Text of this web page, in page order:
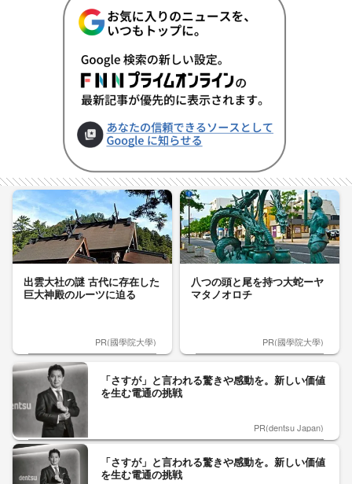
出雲大社の謎 古代に存在した
巨大神殿のルーツに迫る
PR(國學院大學)
八つの頭と尾を持つ大蛇ーヤ
マタノオロチ
PR(國學院大學)
「さすが」と言われる驚きや感動を。新しい価値
を生む電通の挑戦
PR(dentsu Japan)
「さすが」と言われる驚きや感動を。新しい価値
を生む電通の挑戦